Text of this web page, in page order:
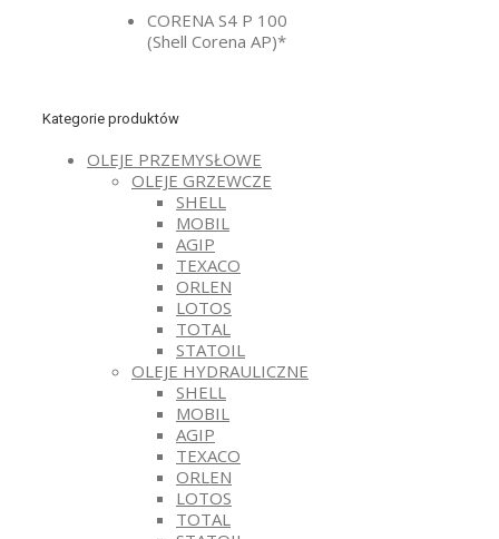
CORENA S4 P 100
(Shell Corena AP)*
Kategorie produktów
OLEJE PRZEMYSŁOWE
OLEJE GRZEWCZE
SHELL
MOBIL
AGIP
TEXACO
ORLEN
LOTOS
TOTAL
STATOIL
OLEJE HYDRAULICZNE
SHELL
MOBIL
AGIP
TEXACO
ORLEN
LOTOS
TOTAL